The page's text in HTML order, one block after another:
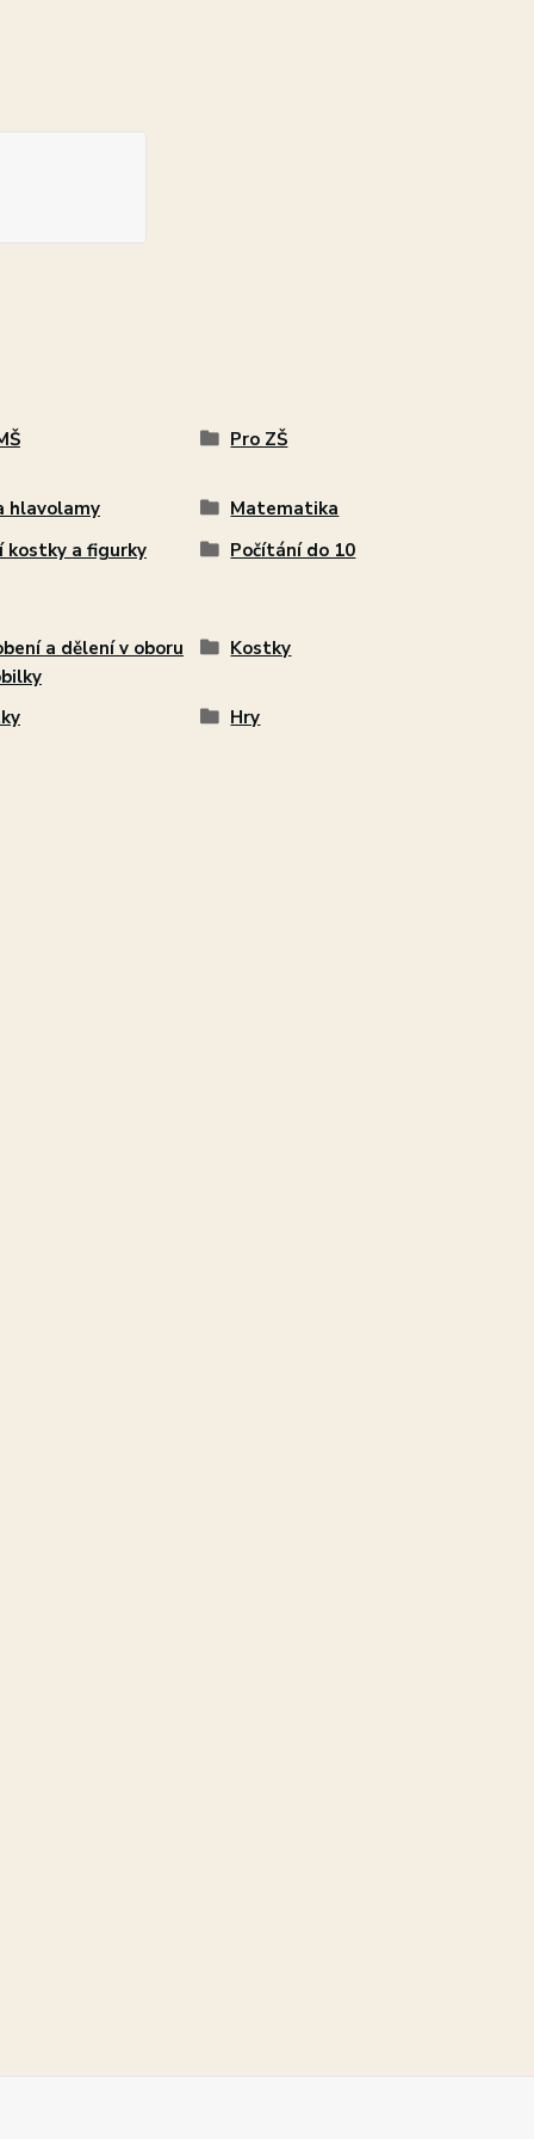
Pro ZŠ
hlavolamy
Matematika
kostky a figurky
Počítání do 10
a dělení v oboru
Kostky
Hry